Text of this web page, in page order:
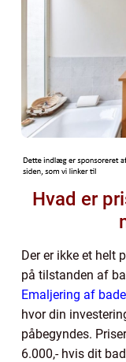
Hvad er
Der er ikke et helt
på tilstanden af
Emaljering af
hvor din
påbegyndes.
6.000,- hvis dit